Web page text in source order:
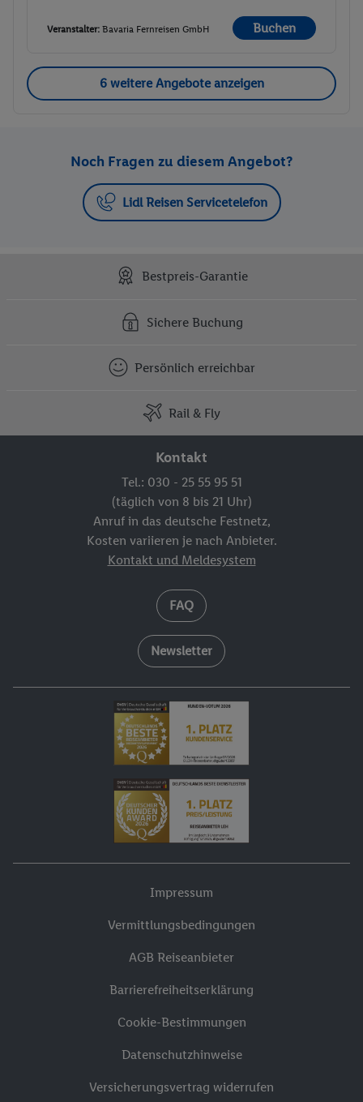
Veranstalter: Bavaria Fernreisen GmbH Buchen
6 weitere Angebote anzeigen
Noch Fragen zu diesem Angebot?
Lidl Reisen Servicetelefon
Bestpreis-Garantie
Sichere Buchung
Persönlich erreichbar
Rail & Fly
Kontakt
Tel.: 030 - 25 55 95 51
(täglich von 8 bis 21 Uhr)
Anruf in das deutsche Festnetz,
Kosten variieren je nach Anbieter.
Kontakt und Meldesystem
FAQ
Newsletter
Impressum
Vermittlungsbedingungen
AGB Reiseanbieter
Barrierefreiheitserklärung
Cookie-Bestimmungen
Datenschutzhinweise
Versicherungsvertrag widerrufen